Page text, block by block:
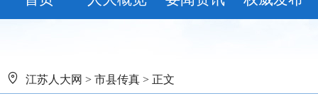
江苏人大网 > 市县传真 > 正文